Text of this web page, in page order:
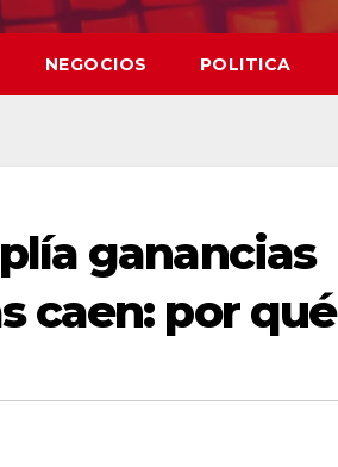
NEGOCIOS POLITICA
ganancias
caen: por qué